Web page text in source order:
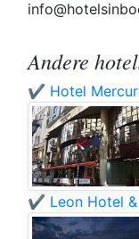
Andere
✔️ Hotel
✔️ Leon Hotel